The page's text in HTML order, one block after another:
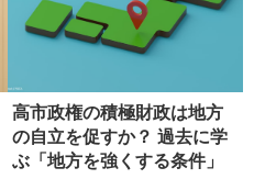
高市政権の積極財政は地方
の自立を促すか？ 過去に学
ぶ「地方を強くする条件」